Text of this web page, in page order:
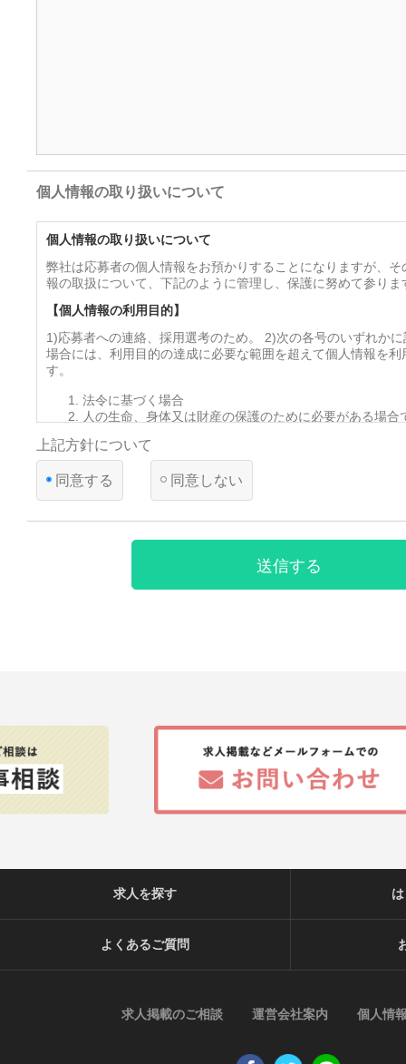
個人情報の取り扱いについて
個人情報の取り扱いについて
弊社は応募者の個人情報をお預かりすることになりますが、
報の取扱について、下記のように管理し、保護に努めて参りま
【個人情報の利用目的】
1)応募者への連絡、採用選考のため。 2)次の各号のいずれか
場合には、利用目的の達成に必要な範囲を超えて個人情報を
す。
法令に基づく場合
人の生命、身体又は財産の保護のために必要がある場合
公衆衛生の向上又は児童の健全な育成の推進のために特
って、本人の同意を得ることが困難であるとき
国の機関若しくは地方公共団体又はその委託を受けた者
遂行することに対して協力する必要がある場合であって
【第三者への提供】
弊社は法律で定められている場合を除いて、応募者の個人情
得ず第三者に提供・委託することはありません。ただし、官
【個人情報の開示等について】
貴殿には、貴殿の個人情報の利用目的の通知、開示、内容の
の停止、消去及び第三者への提供の停止（以下、「開示等」
た場合には、遅滞なく対応します。
【統計処理されたデータの利用】
ご連絡ください。
上記方針について
同意する 同意しない
送信する
求人を探す
よくあるご質問
求人掲載のご相談 運営会社案内 個人情